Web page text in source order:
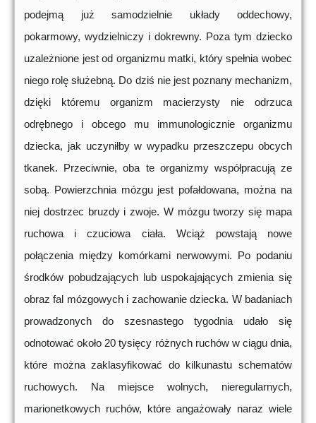
podejmą już samodzielnie układy oddechowy,
pokarmowy, wydzielniczy i dokrewny. Poza tym dziecko
uzależnione jest od organizmu matki, który spełnia wobec
niego rolę służebną. Do dziś nie jest poznany mechanizm,
dzięki któremu organizm macierzysty nie odrzuca
odrębnego i obcego mu immunologicznie organizmu
dziecka, jak uczyniłby w wypadku przeszczepu obcych
tkanek. Przeciwnie, oba te organizmy współpracują ze
sobą. Powierzchnia mózgu jest pofałdowana, można na
niej dostrzec bruzdy i zwoje. W mózgu tworzy się mapa
ruchowa i czuciowa ciała. Wciąż powstają nowe
połączenia między komórkami nerwowymi. Po podaniu
środków pobudzających lub uspokajających zmienia się
obraz fal mózgowych i zachowanie dziecka. W badaniach
prowadzonych do szesnastego tygodnia udało się
odnotować około 20 tysięcy różnych ruchów w ciągu dnia,
które można zaklasyfikować do kilkunastu schematów
ruchowych. Na miejsce wolnych, nieregularnych,
marionetkowych ruchów, które angażowały naraz wiele